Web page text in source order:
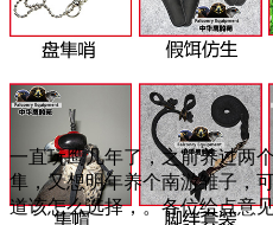
一直玩鹰几年了，之前养过两
隼，又想明年养个南游雏子，
道该怎么选择，。各位给点意